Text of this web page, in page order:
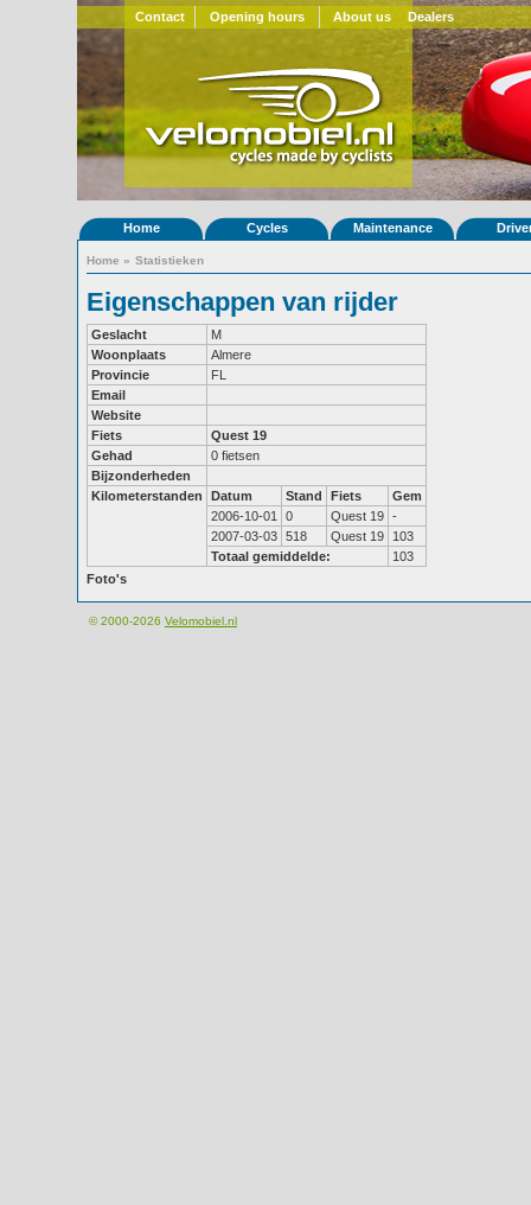
Contact Opening hours About us Dealers
Home Cycles Maintenance
Home » Statistieken
Eigenschappen van rijder
Geslacht
M
Woonplaats
Almere
Provincie
FL
Email
Website
Fiets
Quest 19
Gehad
0 fietsen
Bijzonderheden
Kilometerstanden
Datum Stand Fiets
Gem
2006-10-01
0 Quest 19 -
2007-03-03 518 Quest 19
103
Totaal gemiddelde:
103
Foto's
© 2000-2026 Velomobiel.nl